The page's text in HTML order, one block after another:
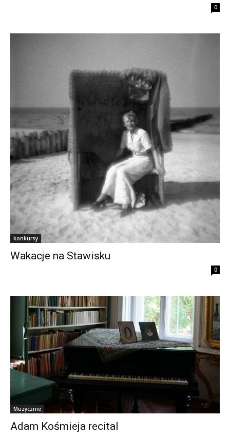
0
konkursy
Wakacje na Stawisku
0
Muzycznie
Adam Kośmieja recital